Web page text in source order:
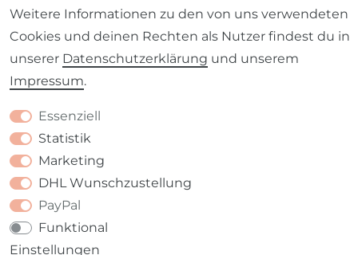
Barrierefreiheitserklärung Widerrufs­recht
VERTRAG WIDERRUFEN
Weitere Informationen zu den von uns verwendeten
Cookies und deinen Rechten als Nutzer findest du in
unserer Daten­schutz­erklärung und unserem
Impressum.
Essenziell
Statistik
Marketing
DHL Wunschzustellung
PayPal
Funktional
Einstellungen